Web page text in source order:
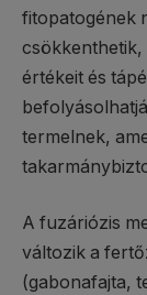
fitopatogének
csökkenthetik,
értékeit és
termelnek,
A fuzáriózis
változik a
(gabonafajta,